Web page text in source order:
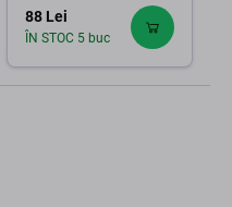
88 Lei
ÎN STOC 5 buc